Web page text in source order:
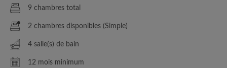
9 chambres total
2 chambres disponibles (Simple)
4 salle(s) de bain
12 mois minimum